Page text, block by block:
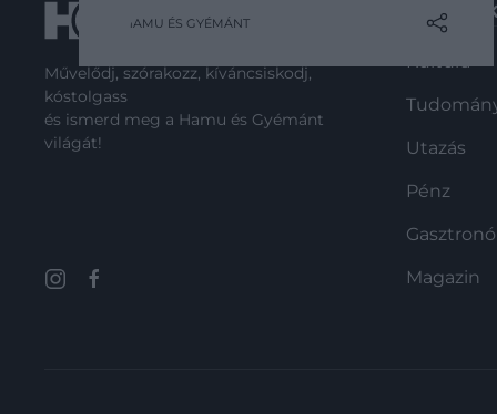
készült már újabb verzió. Gyakori
színvonalúak az eredetinél, ám
létezik jó pár üdítő kivétel: íme 4
olyan remake, amely jobb az első
HAMU ÉS GYÉMÁNT
Művelődj, szórakozz, kíváncsiskodj,
kóstolgass
és ismerd meg a Hamu és Gyémánt
világát!
Kultúra
Utazás
Pénz
Magazin